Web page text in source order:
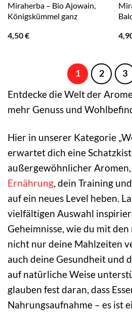
Miraherba – Bio Ajowain,
Königskümmel ganz
4,50€
1 2 3
Entdecke die Welt der
mehr Genuss und
Hier in unserer Kategorie
erwartet dich eine
außergewöhnlicher
Ernährung , dein Training
auf ein neues Level heben.
vielfältigen Auswahl
Geheimnisse, wie du mit
nicht nur deine Mahlzeiten
auch deine Gesundheit und
auf natürliche Weise
glauben fest daran, dass
Nahrungsaufnahme – es ist